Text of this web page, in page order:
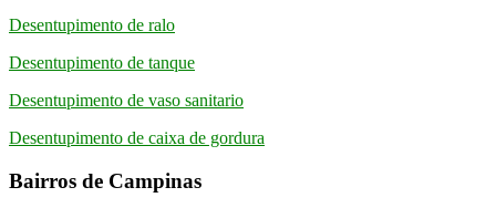
Desentupimento de ralo
Desentupimento de tanque
Desentupimento de vaso sanitario
Desentupimento de caixa de gordura
Bairros de Campinas